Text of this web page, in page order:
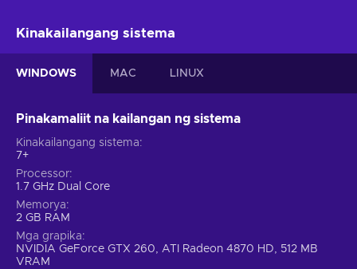
Kinakailangang sistema
WINDOWS MAC LINUX
Pinakamaliit na kailangan ng sistema
Kinakailangang sistema
7+
Processor
1.7 GHz Dual Core
Memorya
2 GB RAM
Mga grapika
NVIDIA GeForce GTX 260, ATI Radeon 4870 HD, 512 MB
VRAM